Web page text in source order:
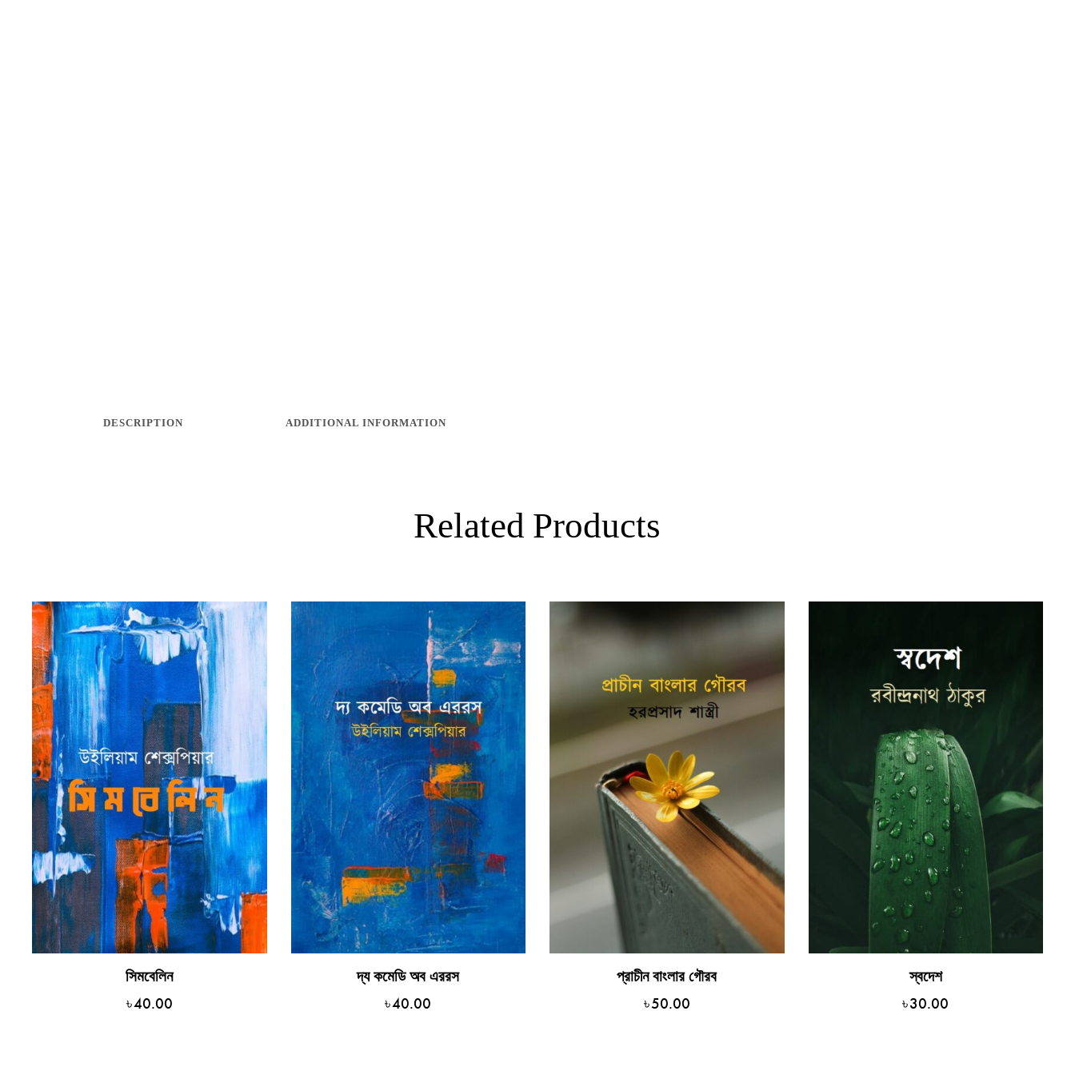
DESCRIPTION ADDITIONAL INFORMATION
Related Products
সিমবেলিন
৳40.00
দ্য কমেডি অব এররস
৳40.00
প্রাচীন বাংলার গৌরব
৳50.00
স্বদেশ
৳30.00